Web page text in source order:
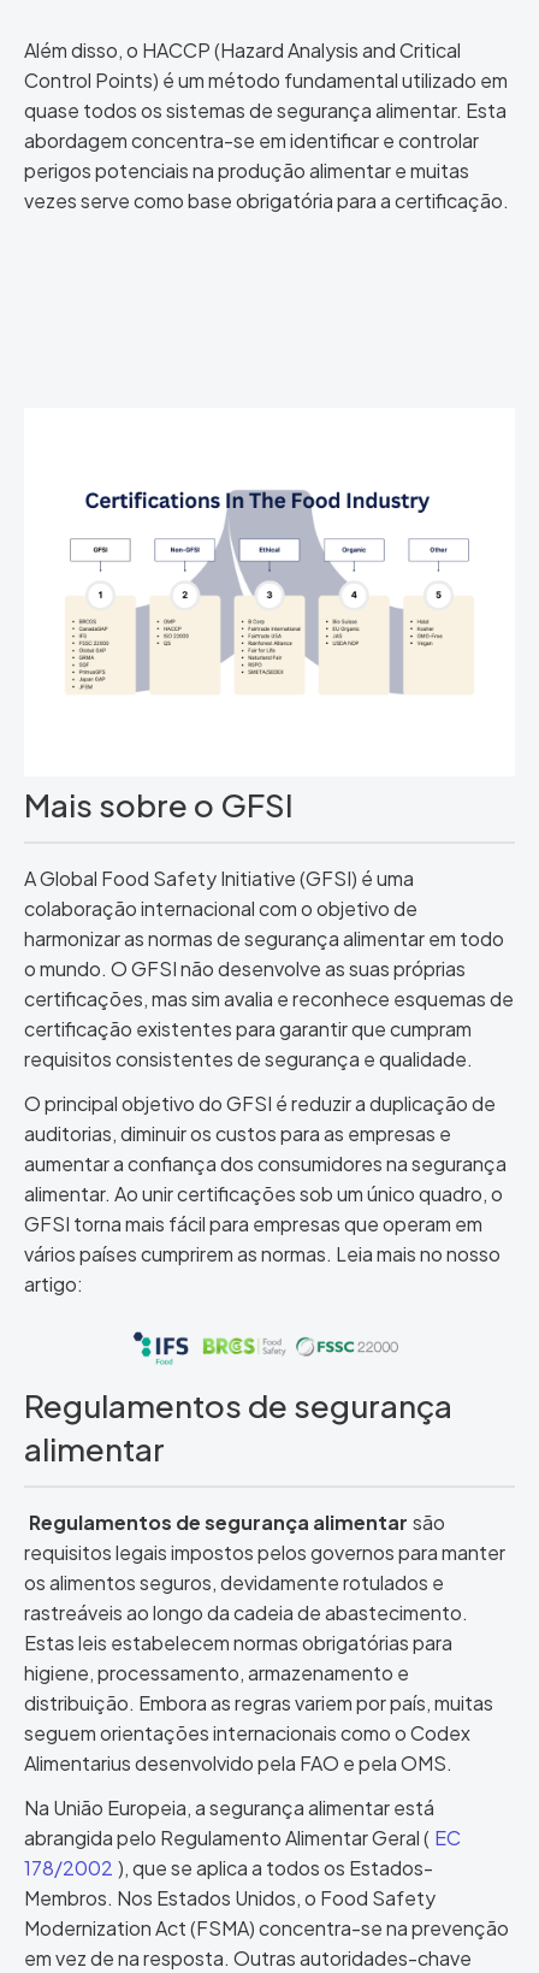
Além disso, o HACCP (Hazard Analysis and Critical
Control Points) é um método fundamental utilizado em
quase todos os sistemas de segurança alimentar. Esta
abordagem concentra-se em identificar e controlar
perigos potenciais na produção alimentar e muitas
vezes serve como base obrigatória para a certificação.
Mais sobre o GFSI
A Global Food Safety Initiative (GFSI) é uma
colaboração internacional com o objetivo de
harmonizar as normas de segurança alimentar em todo
o mundo. O GFSI não desenvolve as suas próprias
certificações, mas sim avalia e reconhece esquemas de
certificação existentes para garantir que cumpram
requisitos consistentes de segurança e qualidade.
O principal objetivo do GFSI é reduzir a duplicação de
auditorias, diminuir os custos para as empresas e
aumentar a confiança dos consumidores na segurança
alimentar. Ao unir certificações sob um único quadro, o
GFSI torna mais fácil para empresas que operam em
vários países cumprirem as normas. Leia mais no nosso
artigo:
Regulamentos de segurança
alimentar
Regulamentos de segurança alimentar são
requisitos legais impostos pelos governos para manter
os alimentos seguros, devidamente rotulados e
rastreáveis ao longo da cadeia de abastecimento.
Estas leis estabelecem normas obrigatórias para
higiene, processamento, armazenamento e
distribuição. Embora as regras variem por país, muitas
seguem orientações internacionais como o Codex
Alimentarius desenvolvido pela FAO e pela OMS.
Na União Europeia, a segurança alimentar está
abrangida pelo Regulamento Alimentar Geral ( EC
178/2002 ), que se aplica a todos os Estados-
Membros. Nos Estados Unidos, o Food Safety
Modernization Act (FSMA) concentra-se na prevenção
em vez de na resposta. Outras autoridades-chave